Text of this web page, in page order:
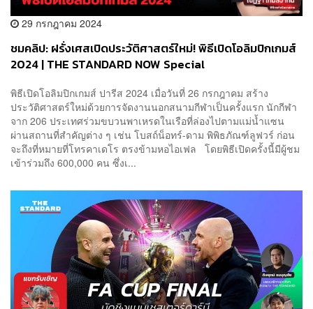
29 กรกฎาคม 2024
ชมคลิป: ฝรั่งเศสเปิดประวัติศาสตร์ใหม่! พิธีเปิดโอลิมปิกเกมส์
2024 | THE STANDARD NOW Special
พิธีเปิดโอลิมปิกเกมส์ ปารีส 2024 เมื่อวันที่ 26 กรกฎาคม สร้าง
ประวัติศาสตร์ใหม่ด้วยการจัดงานนอกสนามกีฬาเป็นครั้งแรก นักกีฬา
จาก 206 ประเทศร่วมขบวนพาเหรดในเรือที่ล่องไปตามแม่น้ำแซน
ผ่านสถานที่สำคัญต่าง ๆ เช่น โบสถ์น็อทร์-ดาม พิพิธภัณฑ์ลูฟวร์ ก่อน
จะถึงที่หมายที่โทรคาเดโร ตรงข้ามหอไอเฟล โดยพิธีเปิดครั้งนี้มีผู้ชม
เข้าร่วมถึง 600,000 คน ซึ่งเ...